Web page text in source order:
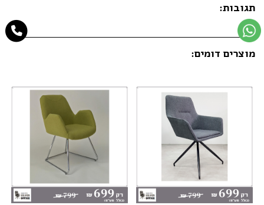
תגובות:
מוצרים דומים: